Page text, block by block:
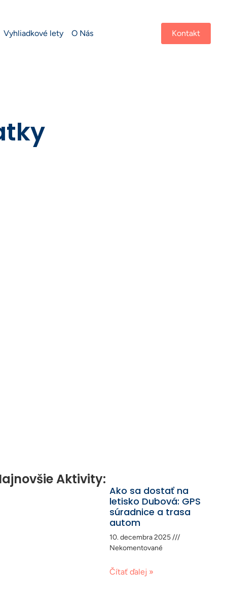
Vyhliadkové lety O Nás Kontakt
Aktivity:
Ako sa dostať na
letisko Dubová: GPS
súradnice a trasa
autom
10. decembra 2025
Nekomentované
Čítať ďalej »